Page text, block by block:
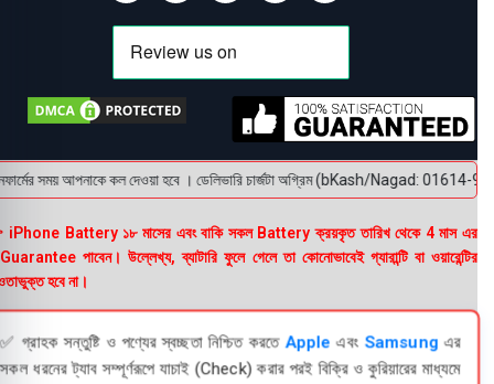
সময় আপনাকে কল দেওয়া হবে । ডেলিভারি চার্জটা অগ্রিম (bKash/Nagad: 01614-
Battery ১৮ মাসের এবং বাকি সকল Battery ক্রয়কৃত তারিখ থেকে 4 মাস এর
পাবেন। উল্লেখ্য, ব্যাটারি ফুলে গেলে তা কোনোভাবেই গ্যারান্টি বা ওয়ারেন্টির
হবে না।
✅ গ্রাহক সন্তুষ্টি ও পণ্যের স্বচ্ছতা নিশ্চিত করতে Apple এবং Samsungএর
সকল ধরনের ট্যাব সম্পূর্ণরূপে যাচাই (Check) করার পরই বিক্রি ও কুরিয়ারের মাধ্যমে